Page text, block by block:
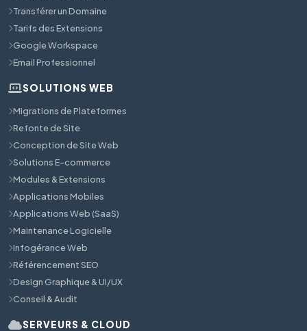
Transférer un Domaine
Tarifs des Extensions
Google Workspace
Email Professionnel
SOLUTIONS WEB
Migrations de Plateformes
Refonte de Site
Conception de Site Web
Solutions E-commerce
Modules & Extensions
Applications Mobiles
Applications Web (SaaS)
Maintenance Logicielle
Infogérance Web
Référencement SEO
Design Graphique & UI/UX
Conseil & Audit
SERVEURS & CLOUD